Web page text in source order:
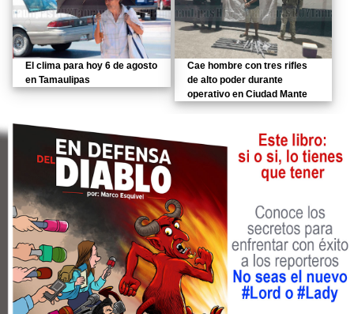
El clima para hoy 6 de agosto
en Tamaulipas
Cae hombre con tres rifles
de alto poder durante
operativo en Ciudad Mante